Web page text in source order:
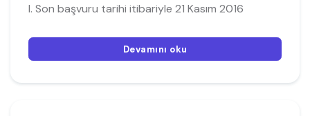
I. Son başvuru tarihi itibariyle 21 Kasım 2016
Devamını oku